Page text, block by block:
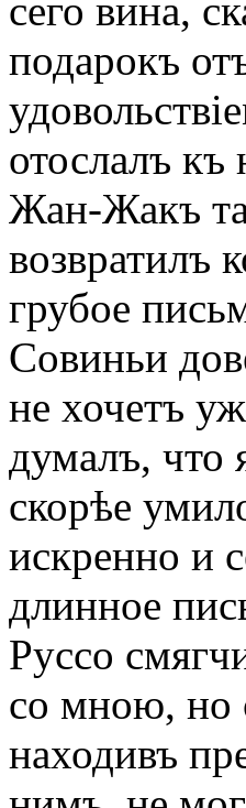
сего вина,
подарокъ
отослалъ
Жан-Жакъ
возвратилъ
грубое
Совиньи
не хочетъ
думалъ, что
скорѣе
искренно и
длинное
Руссо
со мною, но
находивъ